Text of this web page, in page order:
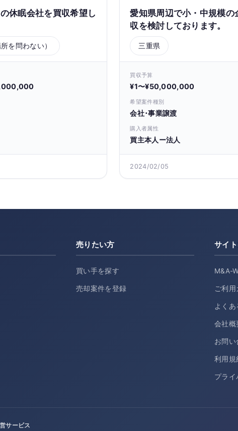
休眠会社を買収希望し
を問わない）
愛知県周辺で小・中規模の
収を検討しております。
三重県
買収予算
¥1〜¥50,000,000
希望案件種別
会社･事業譲渡
購入者属性
買主本人ー法人
2024/02/05
売りたい方
買い手を探す
売却案件を登録
サイ
M&A-
ご利用
よくあ
会社概
お問い
利用規
プライ
サービス